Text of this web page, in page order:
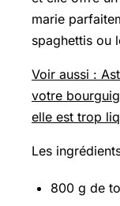
marie
spaghettis ou
Voir aussi :
votre
elle est trop
Les
800 g de